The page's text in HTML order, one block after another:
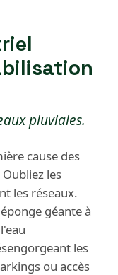
pluviales.
cause des
les
les réseaux.
géante à
les
ou accès